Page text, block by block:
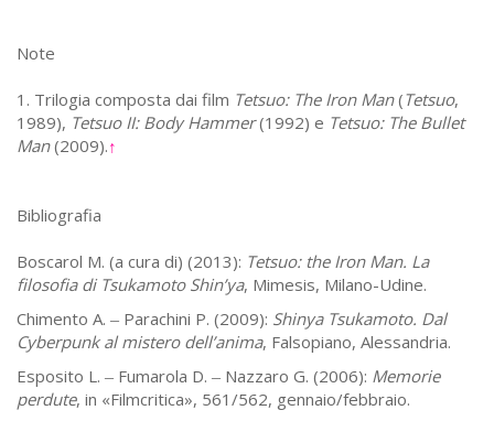
Note
1. Trilogia composta dai film Tetsuo: The Iron Man(Tetsuo,
1989), Tetsuo II: Body Hammer(1992) e Tetsuo: The Bullet
Man(2009).↑
Bibliografia
Boscarol M. (a cura di) (2013): Tetsuo: the Iron Man. La
filosofia di Tsukamoto Shin’ya, Mimesis, Milano-Udine.
Chimento A. – Parachini P. (2009): Shinya Tsukamoto. Dal
Cyberpunk al mistero dell’anima, Falsopiano, Alessandria.
Esposito L. – Fumarola D. – Nazzaro G. (2006): Memorie
perdute, in «Filmcritica», 561/562, gennaio/febbraio.